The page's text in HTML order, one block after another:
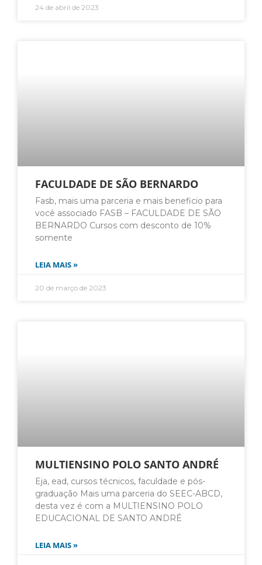
24 de abril de 2023
FACULDADE DE SÃO BERNARDO
Fasb, mais uma parceria e mais beneficio para
você associado FASB – FACULDADE DE SÃO
BERNARDO Cursos com desconto de 10%
somente
LEIA MAIS »
20 de março de 2023
MULTIENSINO POLO SANTO ANDRÉ
Eja, ead, cursos técnicos, faculdade e pós-
graduação Mais uma parceria do SEEC-ABCD,
desta vez é com a MULTIENSINO POLO
EDUCACIONAL DE SANTO ANDRÉ
LEIA MAIS »